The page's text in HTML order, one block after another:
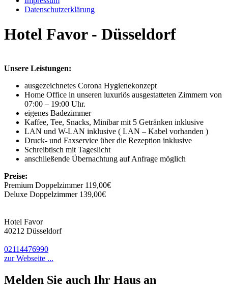
Datenschutzerklärung
Hotel Favor - Düsseldorf
Unsere Leistungen:
ausgezeichnetes Corona Hygienekonzept
Home Office in unseren luxuriös ausgestatteten Zimmern von
07:00 – 19:00 Uhr.
eigenes Badezimmer
Kaffee, Tee, Snacks, Minibar mit 5 Getränken inklusive
LAN und W-LAN inklusive ( LAN – Kabel vorhanden )
Druck- und Faxservice über die Rezeption inklusive
Schreibtisch mit Tageslicht
anschließende Übernachtung auf Anfrage möglich
Preise:
Premium Doppelzimmer 119,00€
Deluxe Doppelzimmer 139,00€
Hotel Favor
40212 Düsseldorf
02114476990
zur Webseite ...
Melden Sie auch Ihr Haus an